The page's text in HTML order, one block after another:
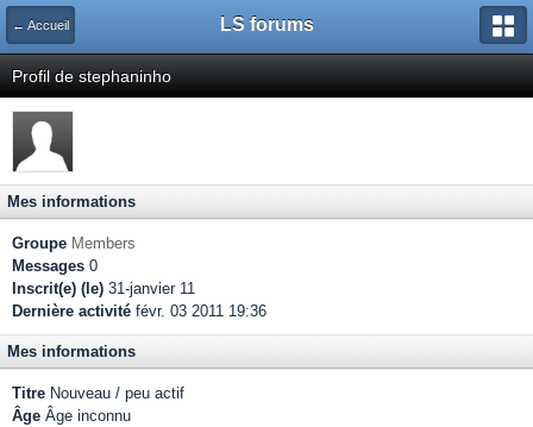
← Accueil LS forums
Profil de stephaninho
Mes informations
Groupe Members
Messages 0
Inscrit(e) (le) 31-janvier 11
Dernière activité févr. 03 2011 19:36
Mes informations
Titre Nouveau / peu actif
Âge Âge inconnu